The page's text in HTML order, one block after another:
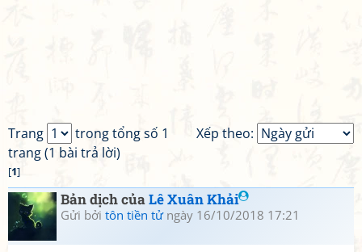
Xếp theo:
Trang
trong tổng số 1
trang (1 bài trả lời)
[1]
Bản dịch củaLê Xuân Khải
Gửi bởi tôn tiền tửngày 16/10/2018 17:21